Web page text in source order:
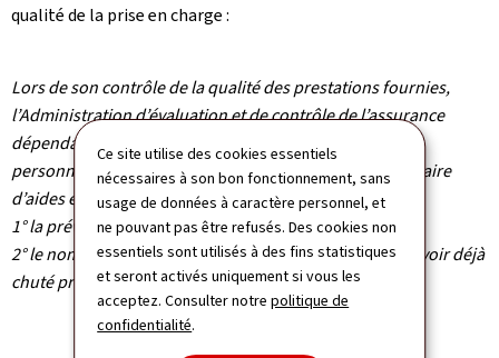
Ce site utilise des cookies essentiels
nécessaires à son bon fonctionnement, sans
usage de données à caractère personnel, et
ne pouvant pas être refusés. Des cookies non
essentiels sont utilisés à des fins statistiques
et seront activés uniquement si vous les
acceptez. Consulter notrepolitique de
confidentialité.
qualité de la prise en charge :
Lors de son contrôle de la qualité des prestations fournies,
l’Administration d’évaluation et de contrôle de l’assurance
dépendance recense les données suivantes auprès de
personnes dépendantes prises en charge par le prestataire
d’aides et de soins :
1° la prévalence annuelle de chutes ;
2° le nombre de personnes ayant fait une chute après avoir déjà
chuté précédemment